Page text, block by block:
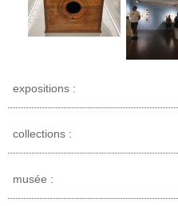
expositions :
collections :
musée :